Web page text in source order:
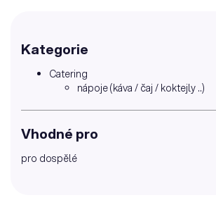
Kategorie
Catering
nápoje (káva / čaj / koktejly ..)
Vhodné pro
pro dospělé